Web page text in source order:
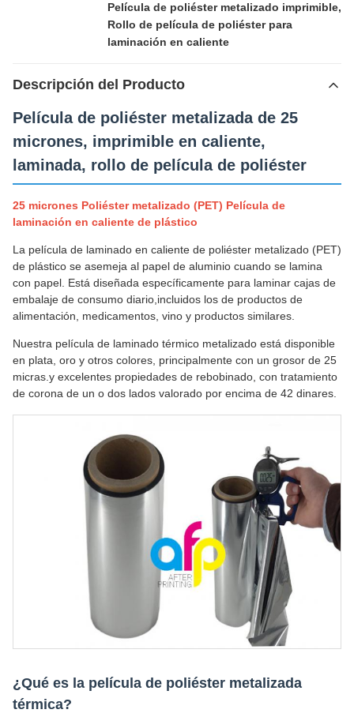
Película de poliéster metalizado imprimible,
Rollo de película de poliéster para
laminación en caliente
Descripción del Producto
Película de poliéster metalizada de 25
micrones, imprimible en caliente,
laminada, rollo de película de poliéster
25 micrones Poliéster metalizado (PET) Película de
laminación en caliente de plástico
La película de laminado en caliente de poliéster metalizado (PET)
de plástico se asemeja al papel de aluminio cuando se lamina
con papel. Está diseñada específicamente para laminar cajas de
embalaje de consumo diario,incluidos los de productos de
alimentación, medicamentos, vino y productos similares.
Nuestra película de laminado térmico metalizado está disponible
en plata, oro y otros colores, principalmente con un grosor de 25
micras.y excelentes propiedades de rebobinado, con tratamiento
de corona de un o dos lados valorado por encima de 42 dinares.
¿Qué es la película de poliéster metalizada
térmica?